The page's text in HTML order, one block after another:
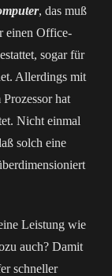
, das muß
einen Office-
sogar für
Allerdings mit
hat
Nicht einmal
solch eine
Leistung wie
auch? Damit
schneller